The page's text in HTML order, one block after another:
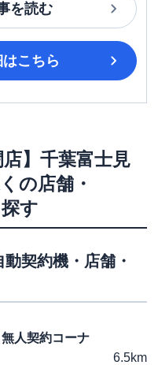
を読む
こちら
店】千葉富士見
の店舗・
す
契約機・店舗・
人契約コーナ
6.5km